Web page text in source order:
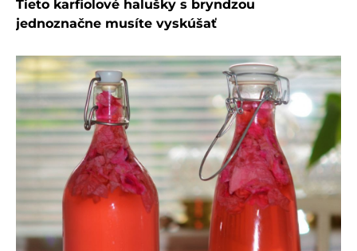
Tieto karfiolové halušky s bryndzou
jednoznačne musíte vyskúšať